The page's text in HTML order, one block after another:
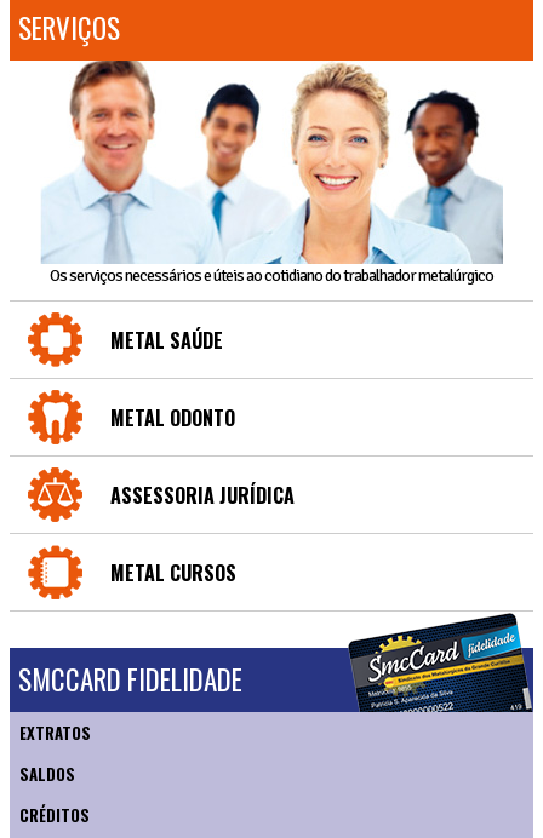
SERVIÇOS
Os serviços necessários e úteis ao cotidiano do trabalhador metalúrgico
METAL SAÚDE
METAL ODONTO
ASSESSORIA JURÍDICA
METAL CURSOS
SMCCARD FIDELIDADE
EXTRATOS
SALDOS
CRÉDITOS